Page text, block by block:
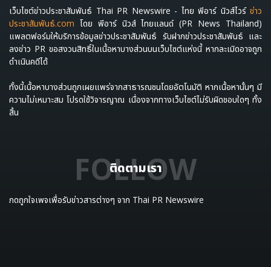
เว็บไซต์ข่าวประชาสัมพันธ์ Thai PR Newswire - ไทย พีอาร์ นิวส์ไวร์ ข่าว
ประชาสัมพันธ์.com โดย พีอาร์ นิวส์ ไทยแลนด์ (PR News Thailand)
แพลตฟอร์มให้บริการข้อมูลข่าวประชาสัมพันธ์ รับฝากข่าวประชาสัมพันธ์ และ
ลงข่าว PR ขอสงวนสิทธิ์ในเนื้อหาบางส่วนบนเว็บไซต์แห่งนี้ หากละเมิดอาจถูก
ดำเนินคดีได้
ทั้งนี้เนื้อหาบางส่วนถูกเผยแพร่จากสาธารณชนโดยอัตโนมัติ หากเนื้อหานั้นๆ มี
ความไม่เหมาะสม โปรดใช้วิจารญาณ เนื่องจากทางเว็บไซต์ไม่รับผิดชอบใดๆ ทั้ง
สิ้น
ติดตามเรา
FOLLOW
กดถูกใจเพจเพื่อรับข่าวสารต่างๆ จาก Thai PR Newswire